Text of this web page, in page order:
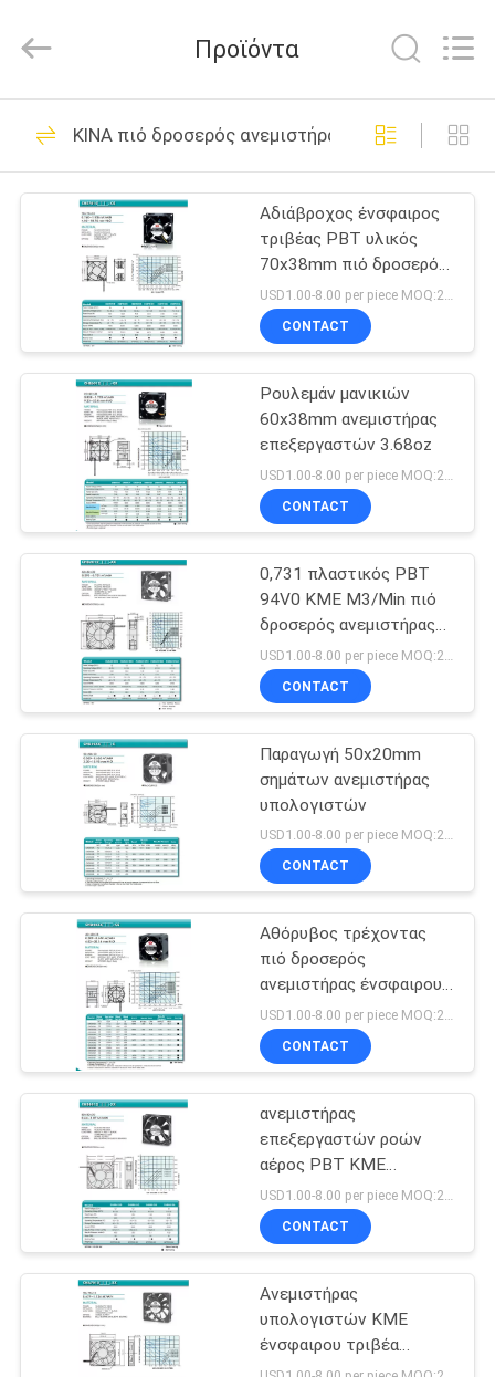
ΣΠΊΤΙ
ΠΡΟΪΌΝΤΑ
ΕΜΦΆΝΙΣΗ
ΠΕΡΊΠΟΥ
ΕΜΕΊΣ
ΓΎΡΟΣ
ΕΡΓΟΣΤΑΣΊΩΝ
ΠΟΙΟΤΙΚΌΣ
ΈΛΕΓΧΟΣ
ΕΛΆΤΕ
ΕΠΑΦΉ
ΕΙΔΉΣΕΙΣ
ΖΗΤΉΣΤΕ
ΑΠΌΣΠΑΣΜΑ
SITEMAP
PRIVACY
POLICY
Co.,Ltd.
ΣΥΝΕΧΗΣ
ανεμιστήρας
81
Ανεμιστήρας
κεντρικών
υπολογιστών
35
Ανεμιστήρας
οχημάτων
32
ΣΥΝΕΧΗΣ ΚΜΕ
ανεμιστήρας
150
Αβούρτσιστος
ανώτατος
ανεμιστήρας
1
πιό δροσερός
Προϊόντα
ΚΙΝΑ πιό δροσερός ανεμιστήρας ΚΜΕ
Αδιάβροχος ένσφαιρος
τριβέας PBT υλικός
70x38mm πιό δροσερός
ανεμιστήρας 12V ΚΜΕ
USD1.00-8.00 per piece MOQ:2000 PC
CONTACT
Ρουλεμάν μανικιών
60x38mm ανεμιστήρας
επεξεργαστών 3.68oz
CONTACT
0,731 πλαστικός PBT
94V0 ΚΜΕ M3/Min πιό
δροσερός ανεμιστήρας
ΣΥΝΕΧΏΝ μηχανών
CONTACT
Παραγωγή 50x20mm
σημάτων ανεμιστήρας
υπολογιστών
USD1.00-8.00 per piece MOQ:2000 PC
CONTACT
Αθόρυβος τρέχοντας
πιό δροσερός
ανεμιστήρας ένσφαιρου
τριβέα UL TUV ΚΜΕ
USD1.00-8.00 per piece MOQ:2000 PC
CONTACT
ανεμιστήρας
επεξεργαστών ροών
αέρος PBT ΚΜΕ
80x80x20mm υψηλός
CONTACT
Ανεμιστήρας
υπολογιστών ΚΜΕ
ένσφαιρου τριβέα
CHA7012 12V 70x15mm